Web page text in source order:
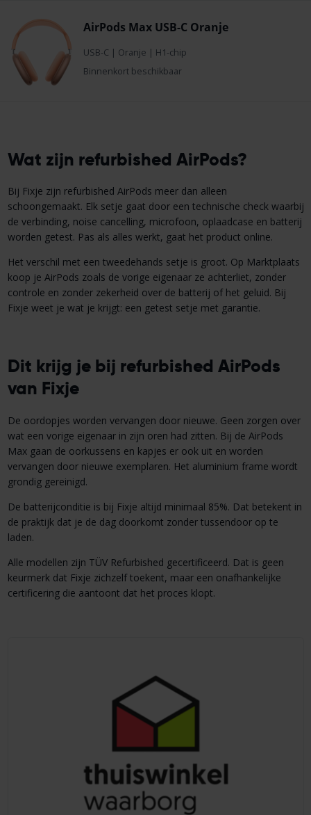
AirPods Max USB-C Oranje
USB-C | Oranje | H1-chip
Binnenkort beschikbaar
Wat zijn refurbished AirPods?
Bij Fixje zijn refurbished AirPods meer dan alleen
schoongemaakt. Elk setje gaat door een technische check waarbij
de verbinding, noise cancelling, microfoon, oplaadcase en batterij
worden getest. Pas als alles werkt, gaat het product online.
Het verschil met een tweedehands setje is groot. Op Marktplaats
koop je AirPods zoals de vorige eigenaar ze achterliet, zonder
controle en zonder zekerheid over de batterij of het geluid. Bij
Fixje weet je wat je krijgt: een getest setje met garantie.
Dit krijg je bij refurbished AirPods
van Fixje
De oordopjes worden vervangen door nieuwe. Geen zorgen over
wat een vorige eigenaar in zijn oren had zitten. Bij de AirPods
Max gaan de oorkussens en kapjes er ook uit en worden
vervangen door nieuwe exemplaren. Het aluminium frame wordt
grondig gereinigd.
De batterijconditie is bij Fixje altijd minimaal 85%. Dat betekent in
de praktijk dat je de dag doorkomt zonder tussendoor op te
laden.
Alle modellen zijn TÜV Refurbished gecertificeerd. Dat is geen
keurmerk dat Fixje zichzelf toekent, maar een onafhankelijke
certificering die aantoont dat het proces klopt.